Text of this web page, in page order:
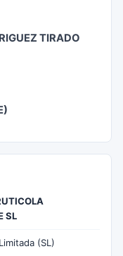
TIRADO
SL
(SL)